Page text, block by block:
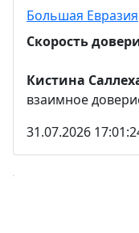
Большая Евразия
Скорость
Кистина
взаимное
31.07.2026